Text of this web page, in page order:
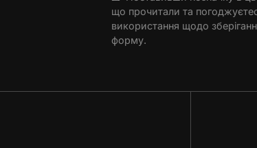
що прочитали та
використання щодо
форму.